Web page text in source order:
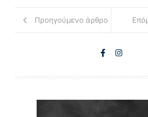
Προηγούμενο άρθρο